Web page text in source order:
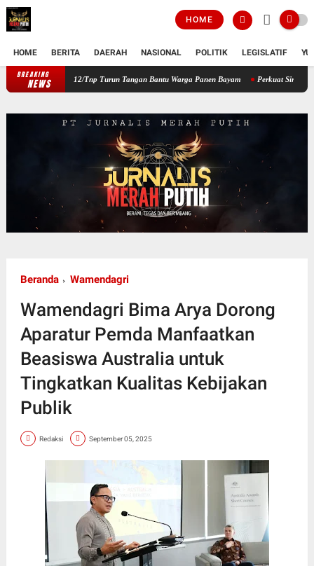
HOME
HOME BERITA DAERAH NASIONAL POLITIK LEGISLATIF
BREAKING
NEWS
12/Tnp Turun Tangan Bantu Warga Panen Bayam Perkuat Sinergi Pembinaan
Beranda Wamendagri
Wamendagri Bima Arya Dorong
Aparatur Pemda Manfaatkan
Beasiswa Australia untuk
Tingkatkan Kualitas Kebijakan
Publik
Redaksi September 05, 2025